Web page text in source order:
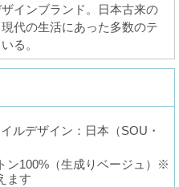
インブランド。日本古来の
代の生活にあった多数のテ
る。
ルデザイン：日本（SOU・
ン100%（生成りベージュ）※
ます